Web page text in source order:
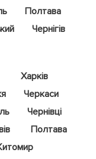
Полтава
Чернігів
Харків
Черкаси
Чернівці
Полтава